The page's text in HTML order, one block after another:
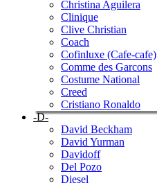
Christina Aguilera
Clinique
Clive Christian
Coach
Cofinluxe (Cafe-cafe)
Comme des Garcons
Costume National
Creed
Cristiano Ronaldo
-D-
David Beckham
David Yurman
Davidoff
Del Pozo
Diesel